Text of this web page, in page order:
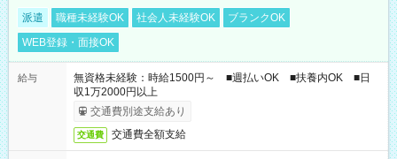
派遣 職種未経験OK 社会人未経験OK
ブランクOK
WEB登録・面接OK
給与
無資格未経験：時給1500円～ ■週払いOK ■扶養内OK ■日
収1万2000円以上
交通費別途支給あり
交通費 交通費全額支給